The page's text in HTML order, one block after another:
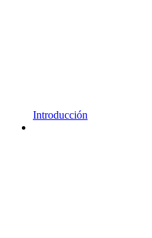
Introducción